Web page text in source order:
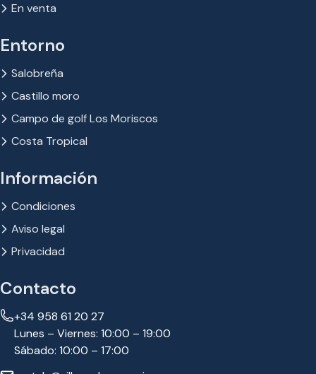
En venta
Entorno
Salobreña
Castillo moro
Campo de golf Los Moriscos
Costa Tropical
Información
Condiciones
Aviso legal
Privacidad
Contacto
+34 958 61 20 27
Lunes – Viernes: 10:00 – 19:00
Sábado: 10:00 – 17:00